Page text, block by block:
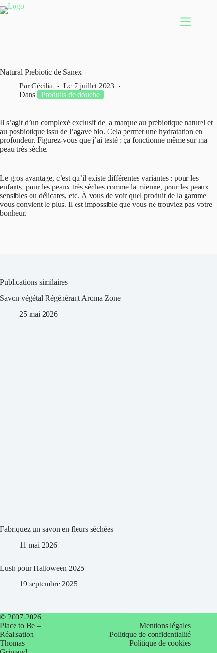
Passer
au
Natural Prebiotic de Sanex
Par Cécilia Le 7 juillet 2023
Dans
Produits de douche
Il s’agit d’un complexé exclusif de la marque au prébiotique naturel et
au posbiotique issu de l’agave bio. Cela permet une hydratation en
profondeur. Figurez-vous que j’ai testé : ça fonctionne même sur ma
peau très sèche.
Le gros avantage, c’est qu’il existe différentes variantes : pour les
enfants, pour les peaux très sèches comme la mienne, pour les peaux
sensibles ou délicates, etc. À vous de voir quel produit de la gamme
vous convient le plus. Il est impossible que vous ne trouviez pas votre
bonheur.
Publications similaires
Savon végétal Régénérant Aroma Zone
25 mai 2026
Fabriquez un savon en fleurs séchées
11 mai 2026
Lush pour Halloween 2025
19 septembre 2025
© 2007-2026
Place to Be –
Réalisation
Thomas
Mentions légales
Politique de confidentialité
Politique de cookies